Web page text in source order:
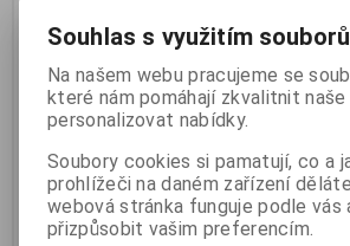
Výrobce:GP Batteries
Záruka (měsíců): 6
Termín dodání (dny):skladem
Skladem:2 ks
EAN:4891199002205
GP Greencell 9V 1ks 1604GLF-
2S1 baterie 6F22.
Zinkochloridové baterie, které
Výrobce:
Záruka
Termín
EAN:
Geti
prémiové
Souhlas s využitím
Na našem webu pracujeme se
které nám pomáhají zkvalitnit naše
personalizovat nabídky.
Soubory cookies si pamatují, co a
prohlížeči na daném zařízení
webová stránka funguje podle vás
přizpůsobit vašim preferencím.